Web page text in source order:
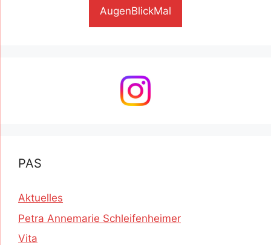
AugenBlickMal
PAS
Aktuelles
Petra Annemarie Schleifenheimer
Vita